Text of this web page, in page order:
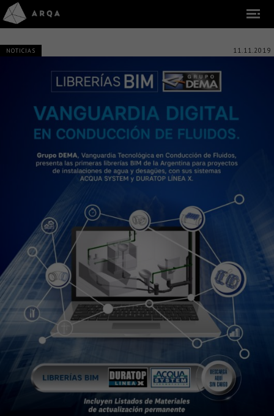
NOTICIAS 11.11.2019